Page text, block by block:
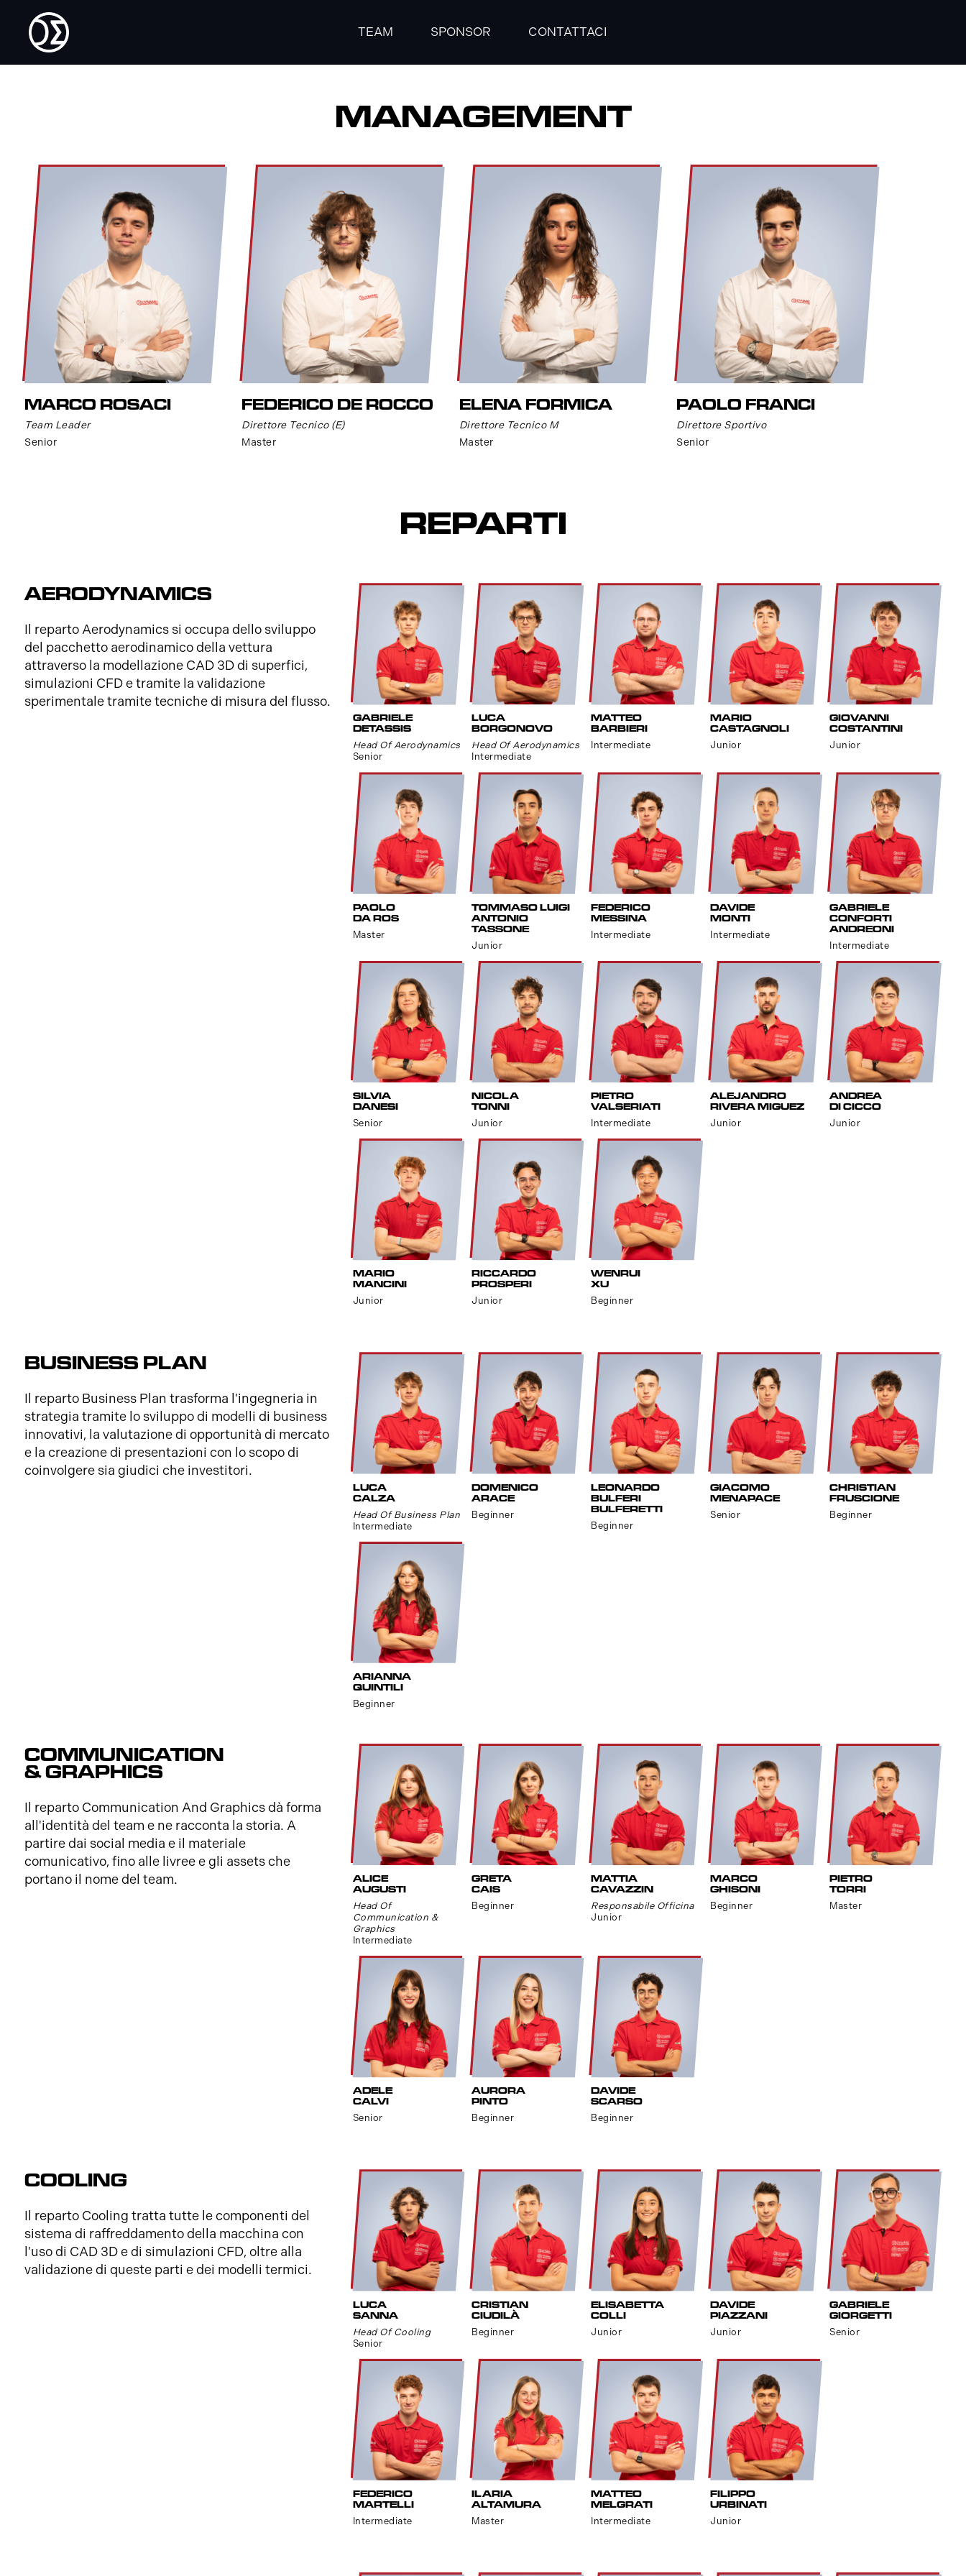
TEAM SPONSOR CONTATTACI
MANAGEMENT
MARCO ROSACI
Team Leader
Senior
FEDERICO DE ROCCO
Direttore Tecnico (E)
Master
ELENA FORMICA
Direttore Tecnico M
Master
PAOLO FRANCI
Direttore Sportivo
Senior
REPARTI
AERODYNAMICS
Il reparto Aerodynamics si occupa dello sviluppo
del pacchetto aerodinamico della vettura
attraverso la modellazione CAD 3D di superfici,
simulazioni CFD e tramite la validazione
sperimentale tramite tecniche di misura del flusso.
GABRIELE
DETASSIS
Head Of Aerodynamics
Senior
LUCA
BORGONOVO
Head Of Aerodynamics
Intermediate
MATTEO
BARBIERI
Intermediate
MARIO
CASTAGNOLI
Junior
GIOVANNI
COSTANTINI
Junior
PAOLO
DA ROS
Master
TOMMASO LUIGI
ANTONIO
TASSONE
Junior
FEDERICO
MESSINA
Intermediate
DAVIDE
MONTI
Intermediate
GABRIELE
CONFORTI
ANDREONI
Intermediate
SILVIA
DANESI
Senior
NICOLA
TONNI
Junior
PIETRO
VALSERIATI
Intermediate
ALEJANDRO
RIVERA MIGUEZ
Junior
ANDREA
DI CICCO
Junior
MARIO
MANCINI
Junior
RICCARDO
PROSPERI
Junior
WENRUI
XU
Beginner
BUSINESS PLAN
Il reparto Business Plan trasforma l'ingegneria in
strategia tramite lo sviluppo di modelli di business
innovativi, la valutazione di opportunità di mercato
e la creazione di presentazioni con lo scopo di
coinvolgere sia giudici che investitori.
LUCA
CALZA
Head Of Business Plan
Intermediate
DOMENICO
ARACE
Beginner
LEONARDO
BULFERI
BULFERETTI
Beginner
GIACOMO
MENAPACE
Senior
CHRISTIAN
FRUSCIONE
Beginner
ARIANNA
QUINTILI
Beginner
COMMUNICATION
& GRAPHICS
Il reparto Communication And Graphics dà forma
all'identità del team e ne racconta la storia. A
partire dai social media e il materiale
comunicativo, fino alle livree e gli assets che
portano il nome del team.
ALICE
AUGUSTI
Head Of
Communication &
Graphics
Intermediate
GRETA
CAIS
Beginner
MATTIA
CAVAZZIN
Responsabile Officina
Junior
MARCO
GHISONI
Beginner
PIETRO
TORRI
Master
ADELE
CALVI
Senior
AURORA
PINTO
Beginner
DAVIDE
SCARSO
Beginner
COOLING
Il reparto Cooling tratta tutte le componenti del
sistema di raffreddamento della macchina con
l'uso di CAD 3D e di simulazioni CFD, oltre alla
validazione di queste parti e dei modelli termici.
LUCA
SANNA
Head Of Cooling
Senior
CRISTIAN
CIUDILÀ
Beginner
ELISABETTA
COLLI
Junior
DAVIDE
PIAZZANI
Junior
GABRIELE
GIORGETTI
Senior
FEDERICO
MARTELLI
Intermediate
ILARIA
ALTAMURA
Master
MATTEO
MELGRATI
Intermediate
FILIPPO
URBINATI
Junior